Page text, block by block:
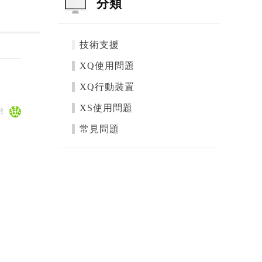
分類
技術支援
XQ使用問題
XQ行動裝置
XS使用問題
常見問題